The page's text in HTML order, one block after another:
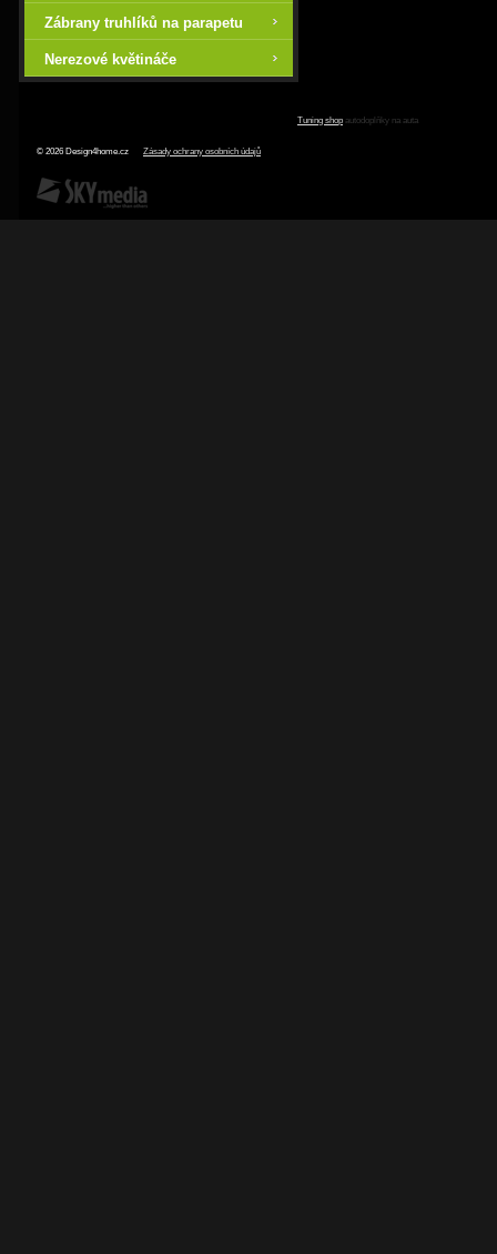
Zábrany truhlíků na parapetu
Nerezové květináče
Tuning shop autodoplňky na auta
© 2026 Design4home.cz Zásady ochrany osobních údajů
SKY Media